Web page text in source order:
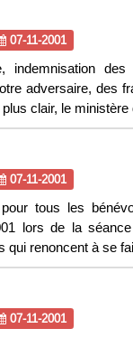
07-11-2001
indemnisation
adversaire, des
clair, le ministère
07-11-2001
tous les
lors de la
qui renoncent à se
07-11-2001